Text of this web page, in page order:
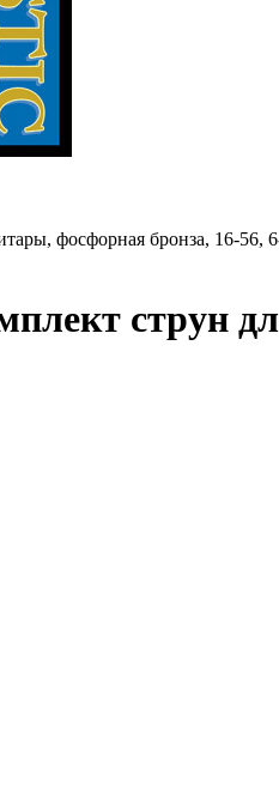
фосфорная бронза, 16-56,
струн